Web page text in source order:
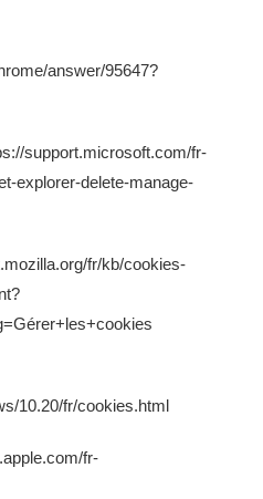
answer/95647?
support.microsoft.com/fr-
explorer-delete-manage-
fr/kb/cookies-
10.20/fr/cookies.html
fr-